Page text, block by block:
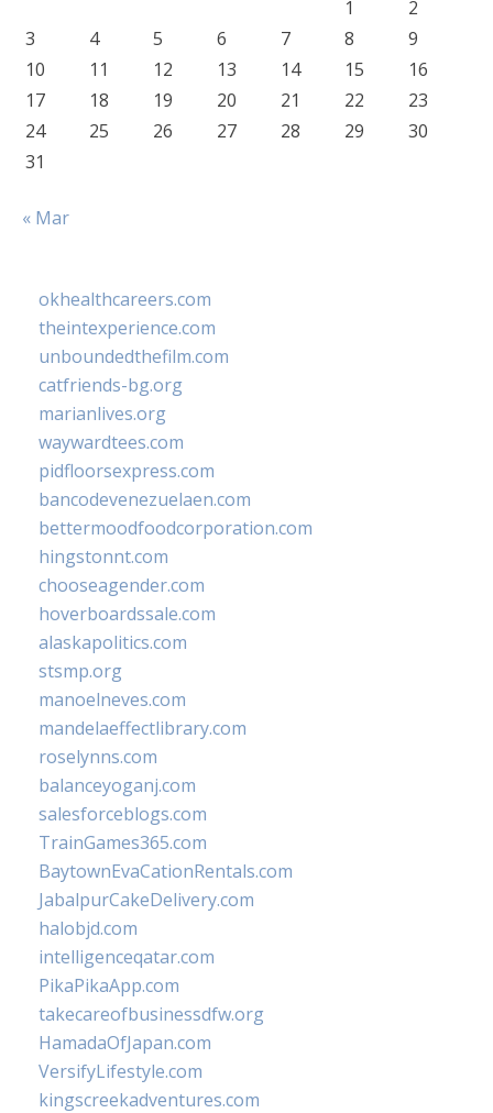
1
2
3
4 5 6 7 8
9
10
11 12 13 14 15
16
17
18 19 20 21 22
23
24
25 26 27 28 29
30
31
« Mar
okhealthcareers.com
theintexperience.com
unboundedthefilm.com
catfriends-bg.org
marianlives.org
waywardtees.com
pidfloorsexpress.com
bancodevenezuelaen.com
bettermoodfoodcorporation.com
hingstonnt.com
chooseagender.com
hoverboardssale.com
alaskapolitics.com
stsmp.org
manoelneves.com
mandelaeffectlibrary.com
roselynns.com
balanceyoganj.com
salesforceblogs.com
TrainGames365.com
BaytownEvaCationRentals.com
JabalpurCakeDelivery.com
halobjd.com
intelligenceqatar.com
PikaPikaApp.com
takecareofbusinessdfw.org
HamadaOfJapan.com
VersifyLifestyle.com
kingscreekadventures.com